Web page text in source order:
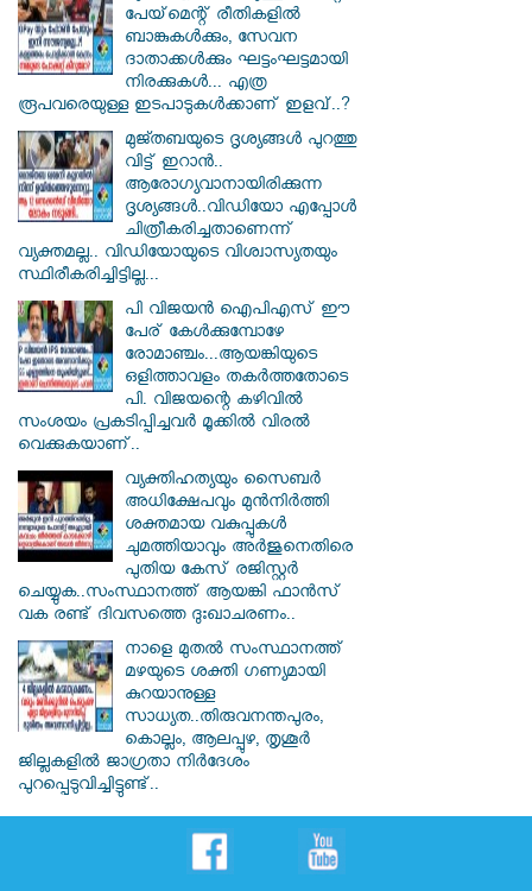
പേയ്‌മെന്റ് രീതികളില്‍
ബാങ്കുകള്‍ക്കും, സേവന
ദാതാക്കള്‍ക്കും ഘട്ടംഘട്ടമായി
നിരക്കുകള്‍... എത്ര
രൂപവരെയുള്ള ഇടപാടുകള്‍ക്കാണ് ഇളവ്..?
മുജ്തബയുടെ ദൃശ്യങ്ങൾ പുറത്തു
വിട്ട് ഇറാൻ..
ആരോഗ്യവാനായിരിക്കുന്ന
ദൃശ്യങ്ങൾ..വിഡിയോ എപ്പോൾ
ചിത്രീകരിച്ചതാണെന്ന്
വ്യക്തമല്ല.. വിഡിയോയുടെ വിശ്വാസ്യതയും
സ്ഥിരീകരിച്ചിട്ടില്ല...
പി വിജയന്‍ ഐപിഎസ് ഈ
പേര് കേൾക്കുമ്പോഴേ
രോമാഞ്ചം...ആയങ്കിയുടെ
ഒളിത്താവളം തകര്‍ത്തതോടെ
പി. വിജയന്റെ കഴിവില്‍
സംശയം പ്രകടിപ്പിച്ചവര്‍ മൂക്കില്‍ വിരല്‍
വെക്കുകയാണ്..
വ്യക്തിഹത്യയും സൈബര്‍
അധിക്ഷേപവും മുന്‍നിര്‍ത്തി
ശക്തമായ വകുപ്പുകള്‍
ചുമത്തിയാവും അർജുനെതിരെ
പുതിയ കേസ് രജിസ്റ്റര്‍
ചെയ്യുക..സംസ്ഥാനത്ത് ആയങ്കി ഫാൻസ്
വക രണ്ട് ദിവസത്തെ ദുഃഖാചരണം..
നാളെ മുതൽ സംസ്ഥാനത്ത്
മഴയുടെ ശക്തി ഗണ്യമായി
കുറയാനുള്ള
സാധ്യത..തിരുവനന്തപുരം,
കൊല്ലം, ആലപ്പുഴ, തൃശൂർ
ജില്ലകളിൽ ജാഗ്രതാ നിർദേശം
പുറപ്പെടുവിച്ചിട്ടുണ്ട്..